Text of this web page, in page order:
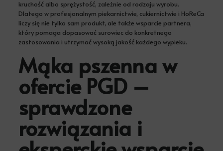
kruchość albo sprężystość, zależnie od rodzaju wyrobu.
Dlatego w profesjonalnym piekarnictwie, cukiernictwie i HoReCa
liczy się nie tylko sam produkt, ale także wsparcie partnera,
który pomaga dopasować surowiec do konkretnego
zastosowania i utrzymać wysoką jakość każdego wypieku.
Mąka pszenna w
ofercie PGD –
sprawdzone
rozwiązania i